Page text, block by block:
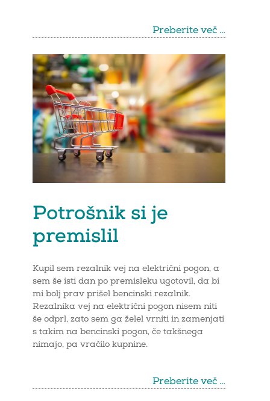
Preberite več …
Potrošnik si je
premislil
Kupil sem rezalnik vej na električni pogon, a
sem še isti dan po premisleku ugotovil, da bi
mi bolj prav prišel bencinski rezalnik.
Rezalnika vej na električni pogon nisem niti
še odprl, zato sem ga želel vrniti in zamenjati
s takim na bencinski pogon, če takšnega
nimajo, pa vračilo kupnine.
Preberite več …